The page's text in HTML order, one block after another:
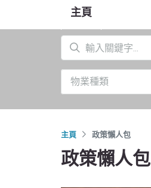
主頁
物業種類
主頁 政策懶人包
政策懶人包